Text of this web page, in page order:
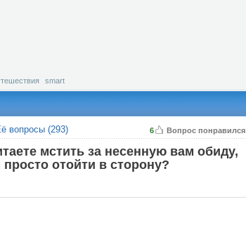
smart
6 Вопрос понравился
вопросы (293)
мстить за несенную вам обиду,
отойти в сторону?